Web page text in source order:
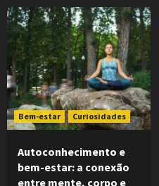
Bem-estar Curiosidades
Autoconhecimento e
bem-estar: a conexão
entre mente, corpo e